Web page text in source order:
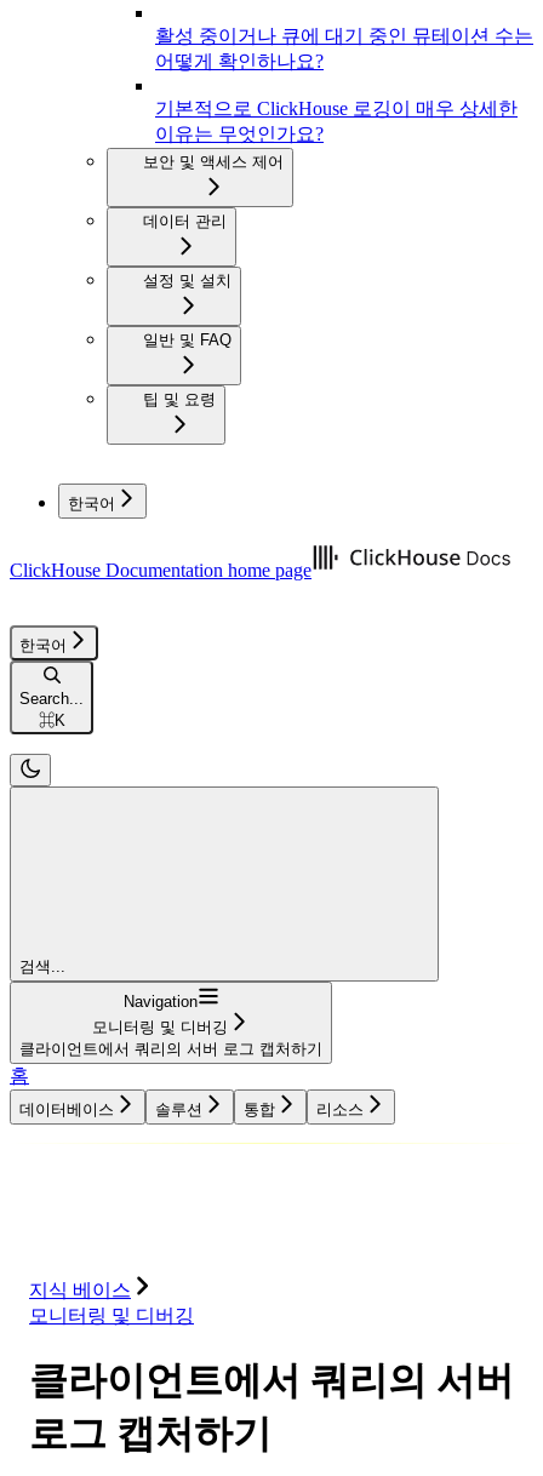
활성 중이거나 큐에 대기 중인 뮤테이션 수는
어떻게 확인하나요?
기본적으로 ClickHouse 로깅이 매우 상세한
이유는 무엇인가요?
보안 및 액세스 제어
데이터 관리
설정 및 설치
일반 및 FAQ
팁 및 요령
한국어
ClickHouse Documentation home page
한국어
Search...
⌘K
검색...
Navigation
모니터링 및 디버깅
클라이언트에서 쿼리의 서버 로그 캡처하기
홈
데이터베이스 솔루션 통합 리소스
지식 베이스
모니터링 및 디버깅
클라이언트에서 쿼리의 서버
로그 캡처하기